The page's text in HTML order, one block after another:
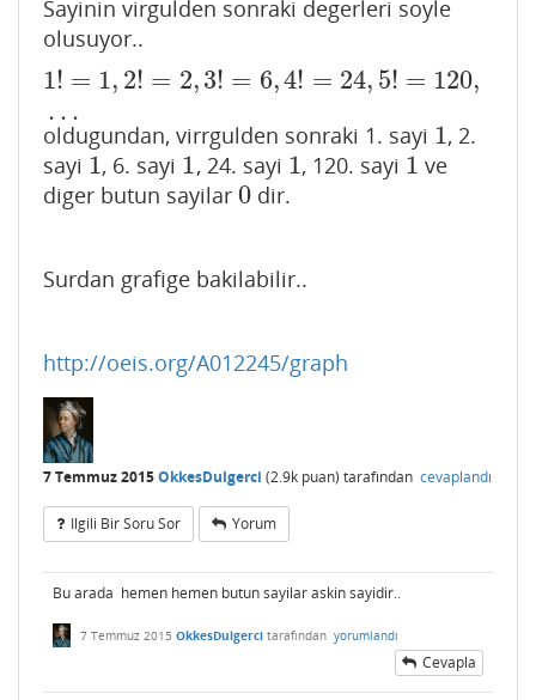
Sayinin virgulden sonraki degerleri soyle
olusuyor..
1! = 1, 2! = 2,3! = 6,4! = 24, 5! = 120,
…
1!=1, 2!= 2,3 !=6 ,4! =24,5 =120 …
oldugundan, virrgulden sonraki 1. sayi 1
1, 2.
sayi 1
1, 6. sayi 1
1, 24. sayi 1
1, 120. sayi 1
1 ve
diger butun sayilar 0
0 dir.
Surdan grafige bakilabilir..
http://oeis.org/A012245/graph
7 Temmuz 2015OkkesDulgerci (2.9k puan) tarafından cevaplandı
Ilgili Bir Soru Sor Yorum
Bu arada hemen hemen butun sayilar askin sayidir..
7 Temmuz 2015 OkkesDulgerci tarafından yorumlandı
Cevapla